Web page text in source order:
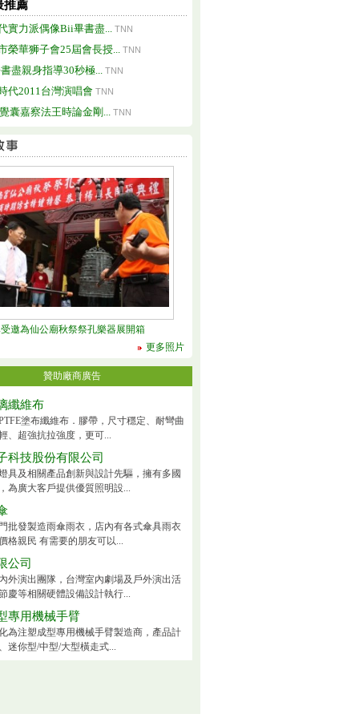
推薦
實力派偶像Bii畢書盡... TNN
榮華狮子會25屆會長授... TNN
盡親身指導30秒極... TNN
代2011台灣演唱會 TNN
囊嘉察法王時論金剛... TNN
邀為仙公廟秋祭祭孔樂器展開箱
更多照片
贊助廠商廣告
纖維布
塗布纖維布．膠帶，尺寸穩定、耐彎曲
、超強抗拉強度，更可...
科技股份有限公司
具及相關產品創新與設計先驅，擁有多國
為廣大客戶提供優質照明設...
批發製造雨傘雨衣，店內有各式傘具雨衣
格親民 有需要的朋友可以...
公司
外演出團隊，台灣室內劇場及戶外演出活
慶等相關硬體設備設計執行...
專用機械手臂
為注塑成型專用機械手臂製造商，產品計
迷你型/中型/大型橫走式...